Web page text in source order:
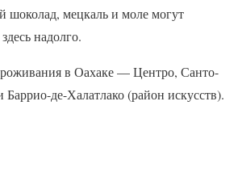
шоколад, мецкаль и моле могут
надолго.
в Оахаке — Центро, Санто-
де-Халатлако (район искусств).